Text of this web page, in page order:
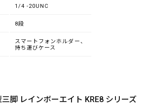
1/4 -20UNC
8段
スマートフォンホルダー、
持ち運びケース
脚 レインボーエイト KRE8 シリーズ